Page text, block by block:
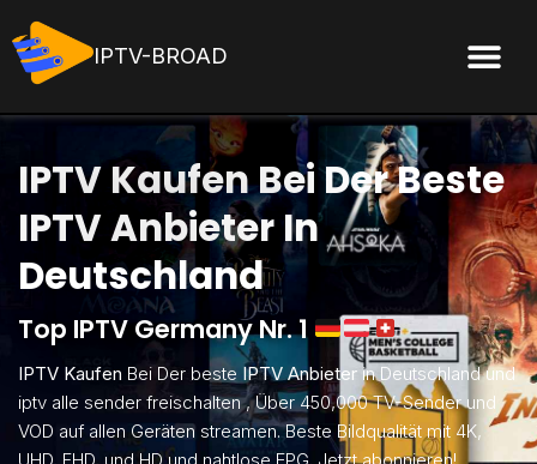
IPTV-BROAD
IPTV Kaufen Bei Der Beste
IPTV Anbieter In
Deutschland
Top IPTV Germany Nr. 1
IPTV Kaufen Bei Der beste IPTV Anbieter in Deutschland und
iptv alle sender freischalten , Über 450,000 TV-Sender und
VOD auf allen Geräten streamen. Beste Bildqualität mit 4K,